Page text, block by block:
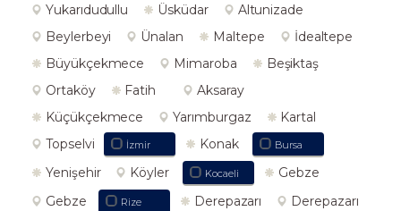
Yukarıdudullu
Üsküdar
Altunizade
Beylerbeyi
Ünalan Maltepe
İdealtepe
Büyükçekmece
Mimaroba
Beşiktaş
Ortaköy
Fatih
Aksaray
Küçükçekmece
Yarımburgaz
Kartal
Topselvi
İzmir Konak Bursa
Yenişehir Köyler Kocaeli
Gebze
Gebze
Rize Derepazarı Derepazarı